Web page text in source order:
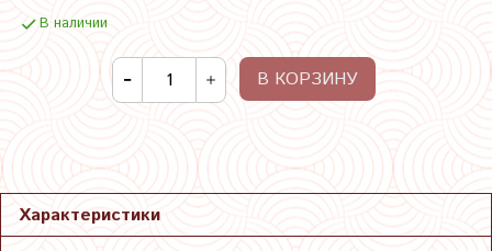
В наличии
В КОРЗИНУ
Характеристики